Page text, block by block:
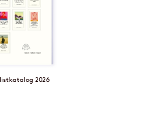
2026